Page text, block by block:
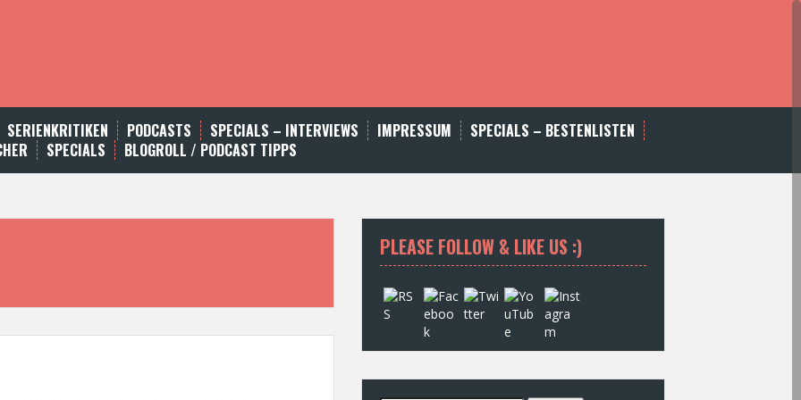
SERIENKRITIKEN PODCASTS SPECIALS – INTERVIEWS IMPRESSUM
SPECIALS – BESTENLISTEN
SPECIALS BLOGROLL / PODCAST TIPPS
PLEASE FOLLOW & LIKE US :)